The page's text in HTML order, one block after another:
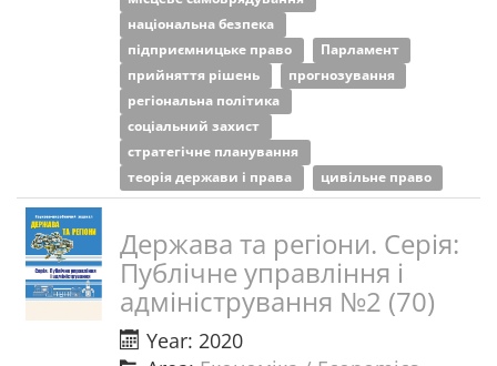
національна безпека
підприємницьке право
Парламент
прийняття рішень
прогнозування
регіональна політика
соціальний захист
стратегічне планування
теорія держави і права
цивільне право
Держава та регіони. Серія:
Публічне управління і
адміністрування №2 (70)
Year: 2020